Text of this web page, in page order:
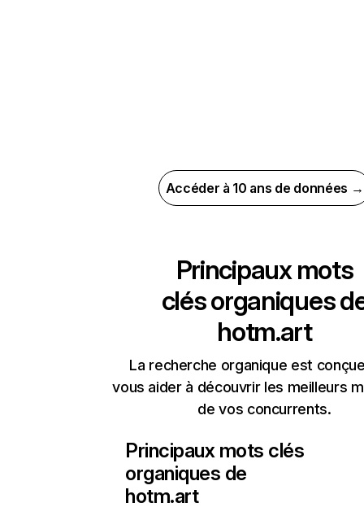
Accéder à 10 ans de données →
Principaux mots
clés organiques
hotm.art
La recherche organique est
vous aider à découvrir les meilleurs
de vos concurrents.
Principaux mots clés
organiques de
hotm.art